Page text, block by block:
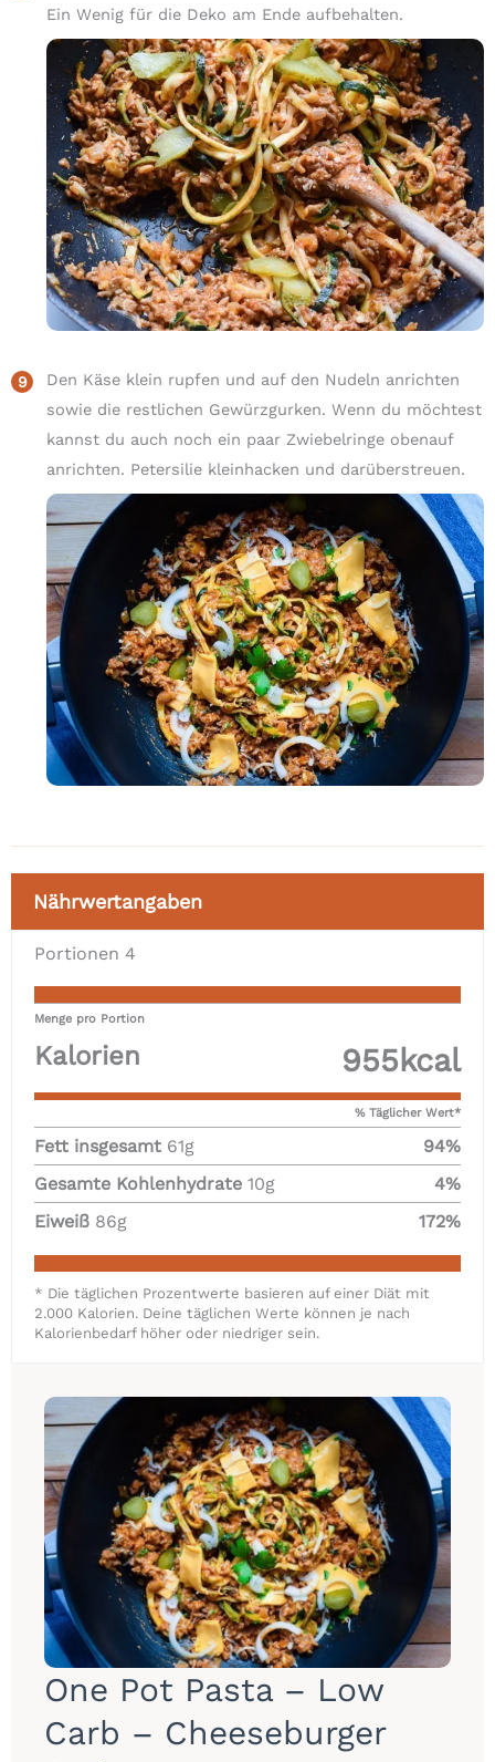
One Pot Pasta – Low
Carb – Cheeseburger
Ein Wenig für die Deko am Ende aufbehalten.
Den Käse klein rupfen und auf den Nudeln anrichten
sowie die restlichen Gewürzgurken. Wenn du möchtest
kannst du auch noch ein paar Zwiebelringe obenauf
anrichten. Petersilie kleinhacken und darüberstreuen.
Nährwertangaben
Portionen 4
Menge pro Portion
Kalorien 955kcal
% Täglicher Wert*
Fett insgesamt 61g 94%
Gesamte Kohlenhydrate 10g 4%
Eiweiß 86g 172%
* Die täglichen Prozentwerte basieren auf einer Diät mit
2.000 Kalorien. Deine täglichen Werte können je nach
Kalorienbedarf höher oder niedriger sein.